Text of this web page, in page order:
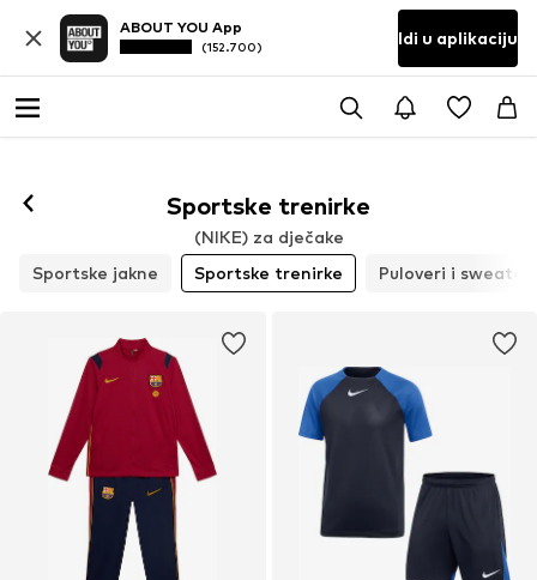
ABOUT YOU App
(152.700) Idi u aplikaciju
Sportske trenirke
(NIKE) za dječake
Sportske jakne
Sportske trenirke Puloveri i sweater